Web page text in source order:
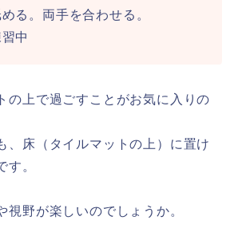
る。両手を合わせる。
中
の上で過ごすことがお気に入りの
、床（タイルマットの上）に置け
す。
視野が楽しいのでしょうか。